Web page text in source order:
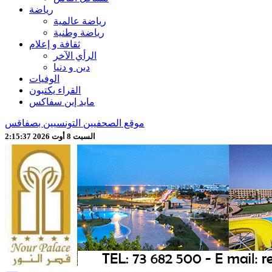
رياضة
رياضة عالمية
رياضة وطنية
ثقافة و إعلام
الرأي الآخر
دين و دنيا
الوفيات
القراء يكتبون
مايد إين سفاكس
موقع الصحفيين التونسيين بصفاقس
السبت 8 أوت 2026 2:15:39